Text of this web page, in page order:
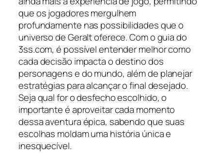
que os jogadores mergulhem
profundamente nas possibilidades que o
universo de Geralt oferece. Com o guia do
3ss.com, é possível entender melhor como
cada decisão impacta o destino dos
personagens e do mundo, além de planejar
estratégias para alcançar o final desejado.
Seja qual for o desfecho escolhido, o
importante é aproveitar cada momento
dessa aventura épica, sabendo que suas
escolhas moldam uma história única e
inesquecível.